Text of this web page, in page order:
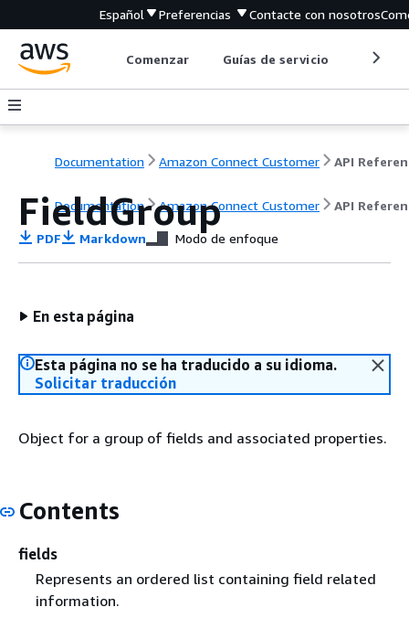
Español Preferencias Contacte con nosotros
Comenzar Guías de servicio
Documentation Amazon Connect Customer API
Documentation Amazon Connect Customer API
FieldGroup
PDF Markdown Modo de enfoque
En esta página
Esta página no se ha traducido a su idioma.
Solicitar traducción
Object for a group of fields and associated properties.
Contents
fields
Represents an ordered list containing field related
information.